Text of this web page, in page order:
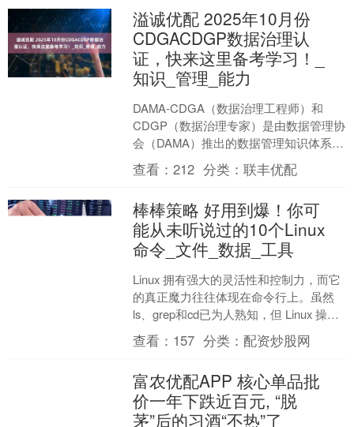
溢诚优配 2025年10月份
CDGACDGP数据治理认
证，快来这里备考学习！_
知识_管理_能力
DAMA-CDGA（数据治理工程师）和
CDGP（数据治理专家）是由数据管理协
会（DAMA）推出的数据管理知识体系认
证。 CDGA是基础级认证，适合数据治
理初学者....
查看：212 分类：联丰优配
棒棒策略 好用到爆！你可
能从未听说过的10个Linux
命令_文件_数据_工具
Linux 拥有强大的灵活性和控制力，而它
的真正魔力往往体现在命令行上。虽然
ls、grep和cd已为人熟知，但 Linux 操作
系统中却隐藏着一系列鲜为人知的实....
查看： 157 分类：配资炒股网
富农优配APP 核心单品批
价一年下跌近百元, “脱
茅”后的习酒“不热”了